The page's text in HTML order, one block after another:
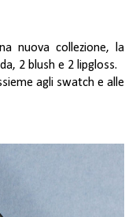
nuova collezione, la
2 blush e 2 lipgloss.
agli swatch e alle